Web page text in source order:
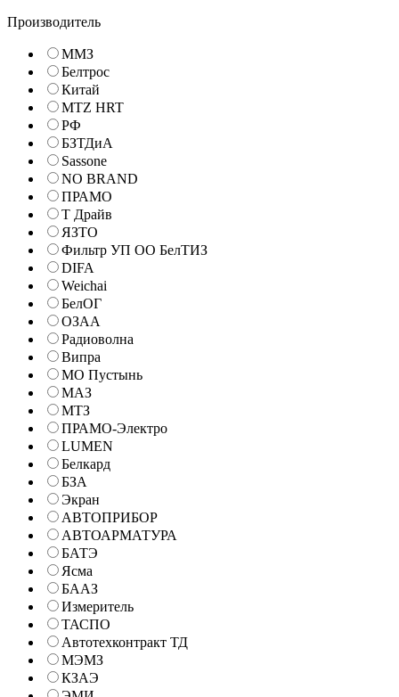
Производитель
ММЗ
Белтрос
Китай
MTZ HRT
РФ
БЗТДиА
Sassone
NO BRAND
ПРАМО
Т Драйв
ЯЗТО
Фильтр УП ОО БелТИЗ
DIFA
Weichai
БелОГ
ОЗАА
Радиоволна
Випра
МО Пустынь
МАЗ
МТЗ
ПРАМО-Электро
LUMEN
Белкард
БЗА
Экран
АВТОПРИБОР
АВТОАРМАТУРА
БАТЭ
Ясма
БААЗ
Измеритель
ТАСПО
Автотехконтракт ТД
МЭМЗ
КЗАЭ